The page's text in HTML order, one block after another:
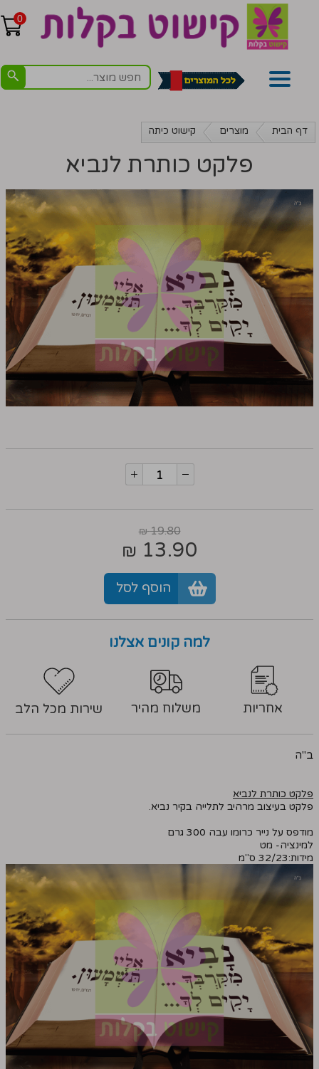
0
דף הבית מוצרים קישוט כיתה
פלקט כותרת לנביא
19.80
₪
13.90
₪
הוסף לסל
למה קונים אצלנו
אחריות משלוח מהיר שירות מכל הלב
ב"ה
פלקט כותרת לנביא
פלקט בעיצוב מרהיב לתלייה בקיר נביא.
מודפס על נייר כרומו עבה 300 גרם
למינציה- מט
מידות:32/23 ס"מ